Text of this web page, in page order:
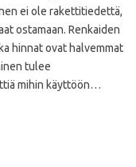
ei ole rakettitiedettä,
ostamaan. Renkaiden
hinnat ovat halvemmat
tulee
mihin käyttöön…